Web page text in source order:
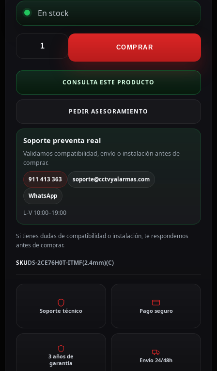
En stock
Cámara
4en1
VALUE
color
MP,
2.4
mm
DS-
2CE76H0T-
ITMF(2.4mm)
(C)
cantidad
COMPRAR
CONSULTA ESTE PRODUCTO
PEDIR ASESORAMIENTO
Soporte preventa real
Validamos compatibilidad, envío o instalación antes de
comprar.
911 413 363 soporte@cctvyalarmas.com
WhatsApp
L-V 10:00–19:00
Si tienes dudas de compatibilidad o instalación, te respondemos
antes de comprar.
SKUDS-2CE76H0T-ITMF(2.4mm)(C)
Soporte técnico Pago seguro
3 años de
garantía
Envío 24/48h